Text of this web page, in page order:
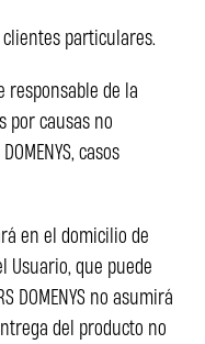
particulares.
responsable de la
por causas no
casos
en el domicilio de
Usuario, que puede
DOMENYS no asumirá
del producto no